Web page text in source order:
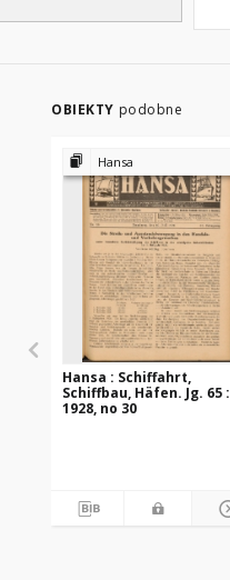
OBIEKTY podobne
Hansa
Hansa : Schiffahrt,
Schiffbau, Häfen. Jg. 65 :
1928, no 30